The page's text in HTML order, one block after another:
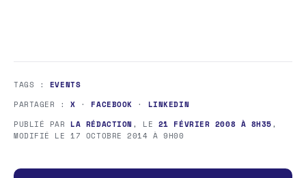
TAGS : EVENTS
PARTAGER :X · FACEBOOK · LINKEDIN
PUBLIÉ PAR LA RÉDACTION , LE 21 FÉVRIER 2008 À 8H35,
MODIFIÉ LE17 OCTOBRE 2014 À 9H00